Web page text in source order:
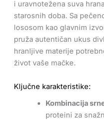
i uravnotežena suva
starosnih doba. Sa
lososom kao glavnim
pruža autentičan ukus
hranljive materije
život vaše mačke.
Ključne karakteristike:
Kombinacija
proteini za